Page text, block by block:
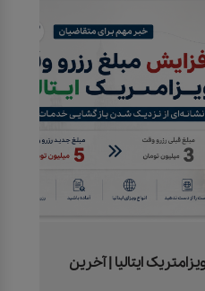
ایتالیا | آخرین